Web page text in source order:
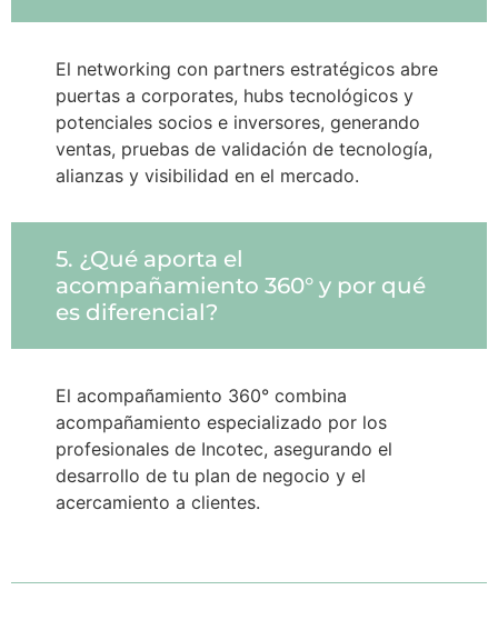
El networking con partners estratégicos abre
puertas a corporates, hubs tecnológicos y
potenciales socios e inversores, generando
ventas, pruebas de validación de tecnología,
alianzas y visibilidad en el mercado.
5. ¿Qué aporta el
acompañamiento 360° y por qué
es diferencial?
El acompañamiento 360° combina
acompañamiento especializado por los
profesionales de Incotec, asegurando el
desarrollo de tu plan de negocio y el
acercamiento a clientes.